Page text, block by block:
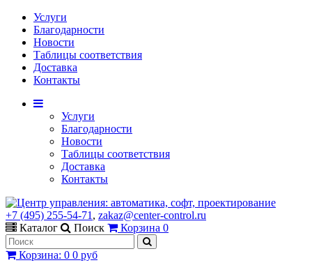
Услуги
Благодарности
Новости
Таблицы соответствия
Доставка
Контакты
Услуги
Благодарности
Новости
Таблицы соответствия
Доставка
Контакты
+7 (495) 255-54-71 , zakaz@center-control.ru
Каталог
Поиск Корзина 0
Корзина: 0 0 руб